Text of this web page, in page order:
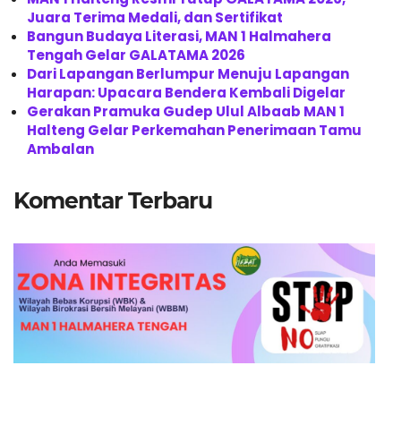
Juara Terima Medali, dan Sertifikat
Bangun Budaya Literasi, MAN 1 Halmahera
Tengah Gelar GALATAMA 2026
Dari Lapangan Berlumpur Menuju Lapangan
Harapan: Upacara Bendera Kembali Digelar
Gerakan Pramuka Gudep Ulul Albaab MAN 1
Halteng Gelar Perkemahan Penerimaan Tamu
Ambalan
Komentar Terbaru